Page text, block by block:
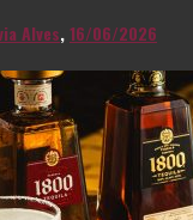
Alves,16/06/2026